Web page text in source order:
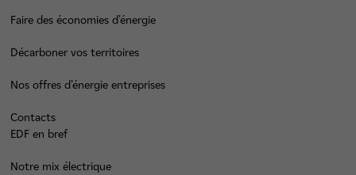
Faire des économies d’énergie
Décarboner vos territoires
Nos offres d’énergie entreprises
Contacts
EDF en bref
Notre mix électrique